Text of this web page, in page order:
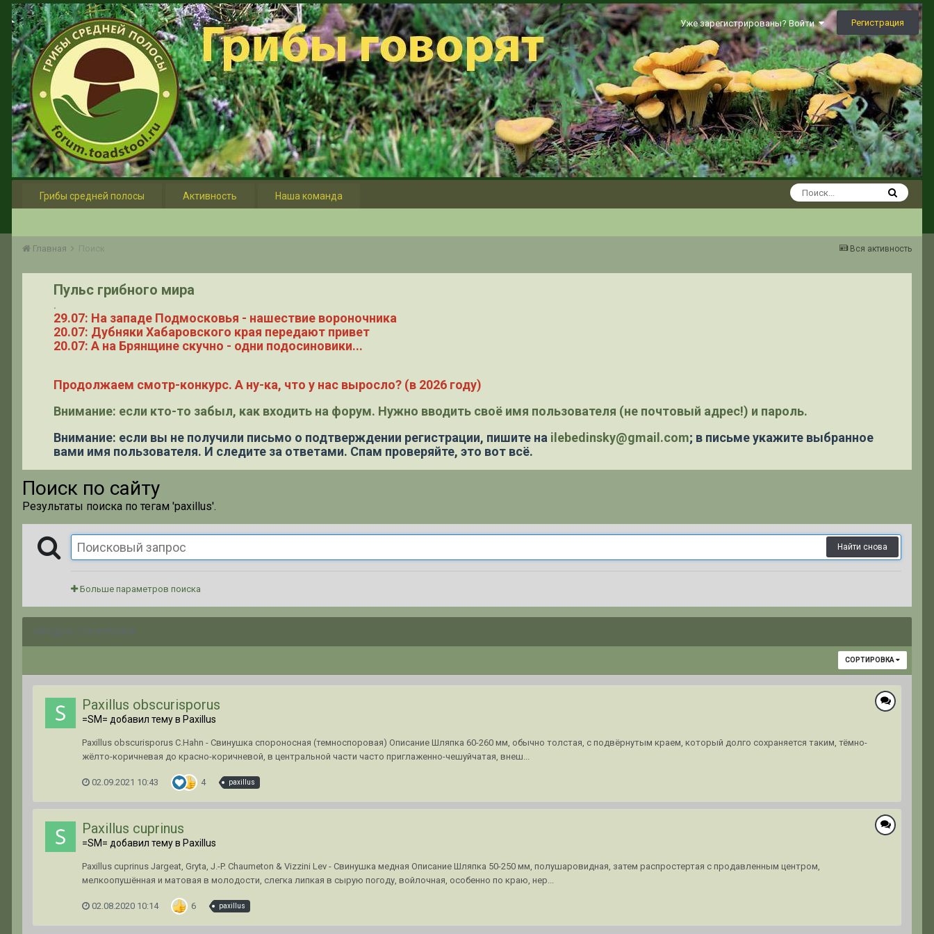
Уже зарегистрированы? Войти Регистрация
Грибы средней полосы Активность Наша команда
Вся активность
Главная Поиск
Пульс грибного мира
.
29.07: На западе Подмосковья - нашествие вороночника
20.07: Дубняки Хабаровского края передают привет
20.07: А на Брянщине скучно - одни подосиновики...
Продолжаем смотр-конкурс. А ну-ка, что у нас выросло? (в 2026 году)
Внимание: если кто-то забыл, как входить на форум. Нужно вводить своё имя пользователя (не почтовый адрес!) и пароль.
Внимание: если вы не получили письмо о подтверждении регистрации, пишите на ilebedinsky@gmail.com; в письме укажите выбранное
вами имя пользователя. И следите за ответами. Спам проверяйте, это вот всё.
Поиск по сайту
Результаты поиска по тегам 'paxillus'.
Найти снова
Больше параметров поиска
НАЙДЕНО 2 РЕЗУЛЬТАТА
СОРТИРОВКА
Paxillus obscurisporus
=SM= добавил тему в Paxillus
Paxillus obscurisporus C.Hahn - Свинушка спороносная (темноспоровая) Описание Шляпка 60-260 мм, обычно толстая, с подвёрнутым краем, который долго сохраняется таким, тёмно-
жёлто-коричневая до красно-коричневой, в центральной части часто приглаженно-чешуйчатая, внеш...
02.09.2021 10:43 4 paxillus
Paxillus cuprinus
=SM= добавил тему в Paxillus
Paxillus cuprinus Jargeat, Gryta, J.-P. Chaumeton & Vizzini Lev - Свинушка медная Описание Шляпка 50-250 мм, полушаровидная, затем распростертая с продавленным центром,
мелкоопушённая и матовая в молодости, слегка липкая в сырую погоду, войлочная, особенно по краю, нер...
02.08.2020 10:14 6 paxillus